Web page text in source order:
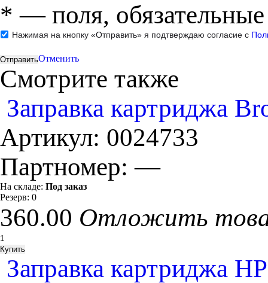
* — поля,
Нажимая на кнопку «Отправить» я подтверждаю согласие с
Отменить
Смотрите также
Заправка картриджа
Артикул: 0024733
Партномер:—
На складе: Под заказ
Резерв: 0
360.00 Отложить
Заправка картриджа